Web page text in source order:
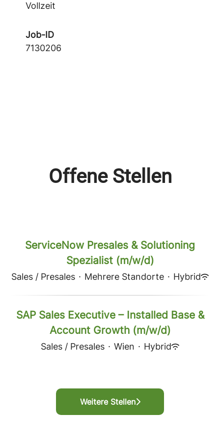
Vollzeit
Job-ID
7130206
Offene Stellen
ServiceNow Presales & Solutioning
Spezialist (m/w/d)
Sales / Presales · Mehrere Standorte · Hybrid
SAP Sales Executive – Installed Base &
Account Growth (m/w/d)
Sales / Presales · Wien · Hybrid
Weitere Stellen